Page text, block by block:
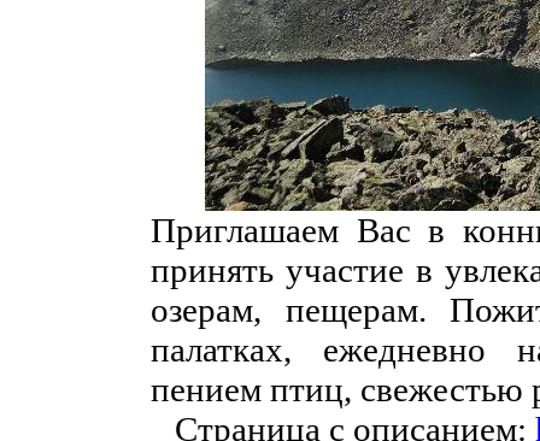
Приглашаем Вас в
принять участие в
озерам, пещерам.
палатках, ежедневно
пением птиц, свежестью
Страница с описанием: